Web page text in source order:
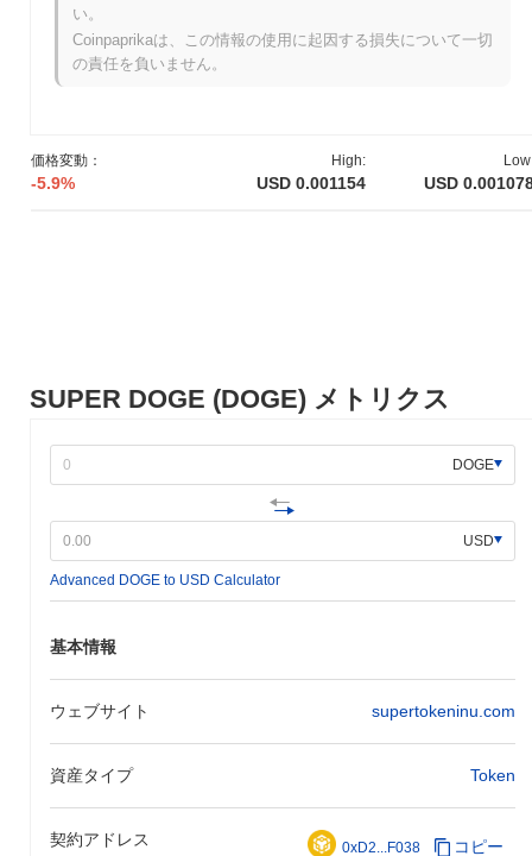
SUPER DOGE (DOGE) メトリクス
DOGE
USD
Advanced DOGE to USD Calculator
基本情報
ウェブサイト supertokeninu.com
資産タイプ Token
契約アドレス 0xD2...F038 コピー
価格変動：
-5.9%
High:
USD 0.001154 USD
付することで、慈善活動を強調しています。
SUPER DOGEの今後はどうなりますか？
の機能には、ユーザーに革新的なステーキングオプションとイー
ルドファーミングの機会を提供することを目指した分散型金融
SUPER DOGEの特徴は何ですか？
SUPER DOGEは、コミュニティ主導のイニシアティブと慈善寄
付に独自の焦点を当てているため、他の暗号通貨と差別化されて
います。取引手数料の一部を動物福祉団体を支援するために活用
しています。従来の暗号通貨と比較して、SUPER DOGEは自動
トークンバーンを通じて保有者に報酬を与えるデフレトークンモ
デルを採用しており、希少性を高めています。実世界でのユース
ケースは社会的影響を強調しており、還元にコミットする独自の
SUPER DOGEで何ができますか？
コシステム内での支払いに使用され、シームレスな取引を可能に
します。さらに、ステーキングのユーティリティトークンとして
機能し、ユーザーがDeFiアプリやガバナンス決定に参加しながら
報酬を得ることができます。このトークンはNFT取引もサポート
しており、プラットフォーム内での多様性を高めています。
SUPER DOGEはまだ活動中ですか？それとも関連性
い。
Coinpaprikaは、この情報の使用に起因する損失について一切
の責任を負いません。